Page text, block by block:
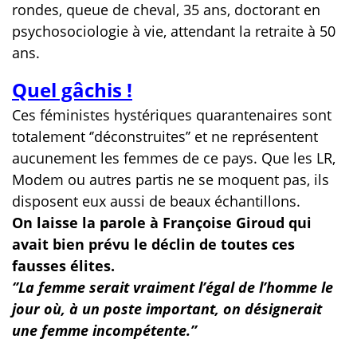
rondes, queue de cheval, 35 ans, doctorant en
psychosociologie à vie, attendant la retraite à 50
ans.
Quel gâchis !
Ces féministes hystériques quarantenaires sont
totalement ‘’déconstruites’’ et ne représentent
aucunement les femmes de ce pays. Que les LR,
Modem ou autres partis ne se moquent pas, ils
disposent eux aussi de beaux échantillons.
On laisse la parole à Françoise Giroud qui
avait bien prévu le déclin de toutes ces
fausses élites.
‘’La femme serait vraiment l’égal de l’homme le
jour où, à un poste important, on désignerait
une femme incompétente.’’